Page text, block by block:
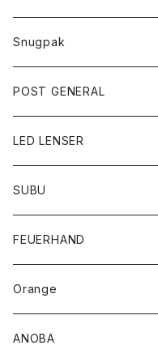
Snugpak
POST GENERAL
LED LENSER
SUBU
FEUERHAND
Orange
ANOBA